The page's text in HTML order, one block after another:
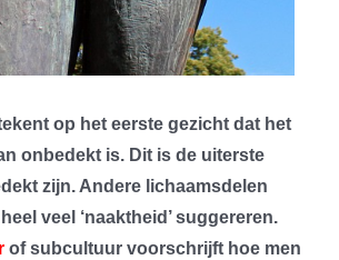
op het eerste gezicht dat het
onbedekt is. Dit is de uiterste
zijn. Andere lichaamsdelen
veel ‘naaktheid’ suggereren.
of subcultuur voorschrijft hoe men